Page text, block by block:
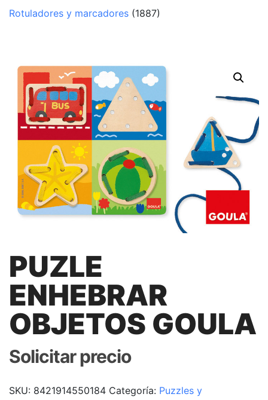
Rotuladores y marcadores (1887)
PUZLE
ENHEBRAR
OBJETOS GOULA
Solicitar precio
SKU: 8421914550184 Categoría: Puzzles y